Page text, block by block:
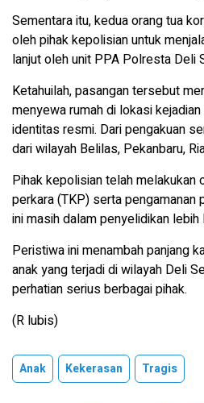
Sementara itu, kedua orang tua
oleh pihak kepolisian untuk
lanjut oleh unit PPA Polresta Deli
Ketahuilah, pasangan tersebut
menyewa rumah di lokasi
identitas resmi. Dari pengakuan
dari wilayah Belilas, Pekanbaru,
Pihak kepolisian telah melakukan
perkara (TKP) serta pengamanan
ini masih dalam penyelidikan lebih
Peristiwa ini menambah panjang
anak yang terjadi di wilayah Deli
perhatian serius berbagai pihak.
(R lubis)
Anak Kekerasan Tragis